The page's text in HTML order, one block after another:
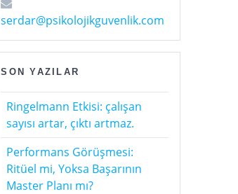
serdar@psikolojikguvenlik.com
SON YAZILAR
Ringelmann Etkisi: çalışan
sayısı artar, çıktı artmaz.
Performans Görüşmesi:
Ritüel mi, Yoksa Başarının
Master Planı mı?